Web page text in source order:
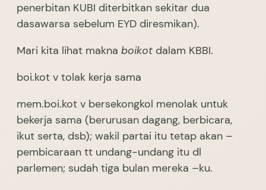
penerbitan KUBI diterbitkan sekitar dua
dasawarsa sebelum EYD diresmikan).
Mari kita lihat makna boikot dalam KBBI.
boi.kot v tolak kerja sama
mem.boi.kot v bersekongkol menolak untuk
bekerja sama (berurusan dagang, berbicara,
ikut serta, dsb); wakil partai itu tetap akan –
pembicaraan tt undang-undang itu dl
parlemen; sudah tiga bulan mereka –ku.